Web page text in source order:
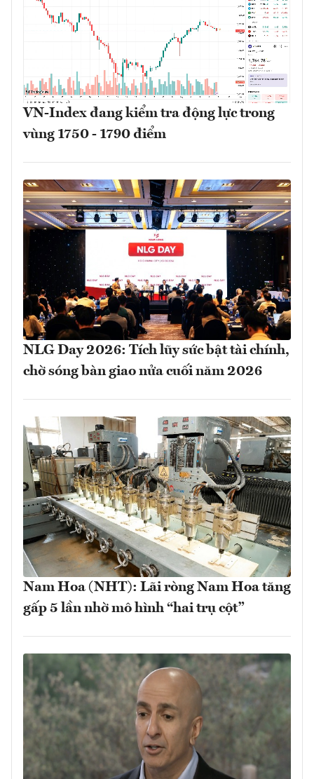
VN-Index đang kiểm tra động lực trong
vùng 1750 - 1790 điểm
NLG Day 2026: Tích lũy sức bật tài chính,
chờ sóng bàn giao nửa cuối năm 2026
Nam Hoa (NHT): Lãi ròng Nam Hoa tăng
gấp 5 lần nhờ mô hình “hai trụ cột”